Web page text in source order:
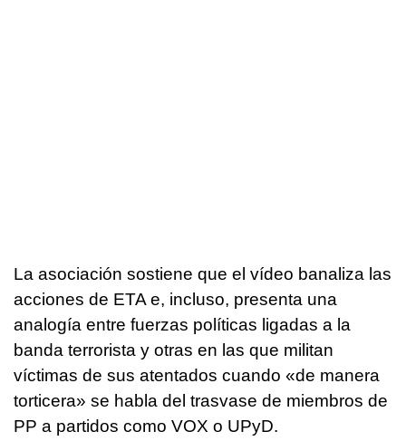
La asociación sostiene que el vídeo banaliza las
acciones de ETA e, incluso, presenta una
analogía entre fuerzas políticas ligadas a la
banda terrorista y otras en las que militan
víctimas de sus atentados cuando «de manera
torticera» se habla del trasvase de miembros de
PP a partidos como VOX o UPyD.